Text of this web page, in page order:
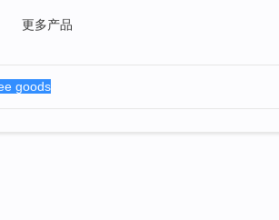
更多产品